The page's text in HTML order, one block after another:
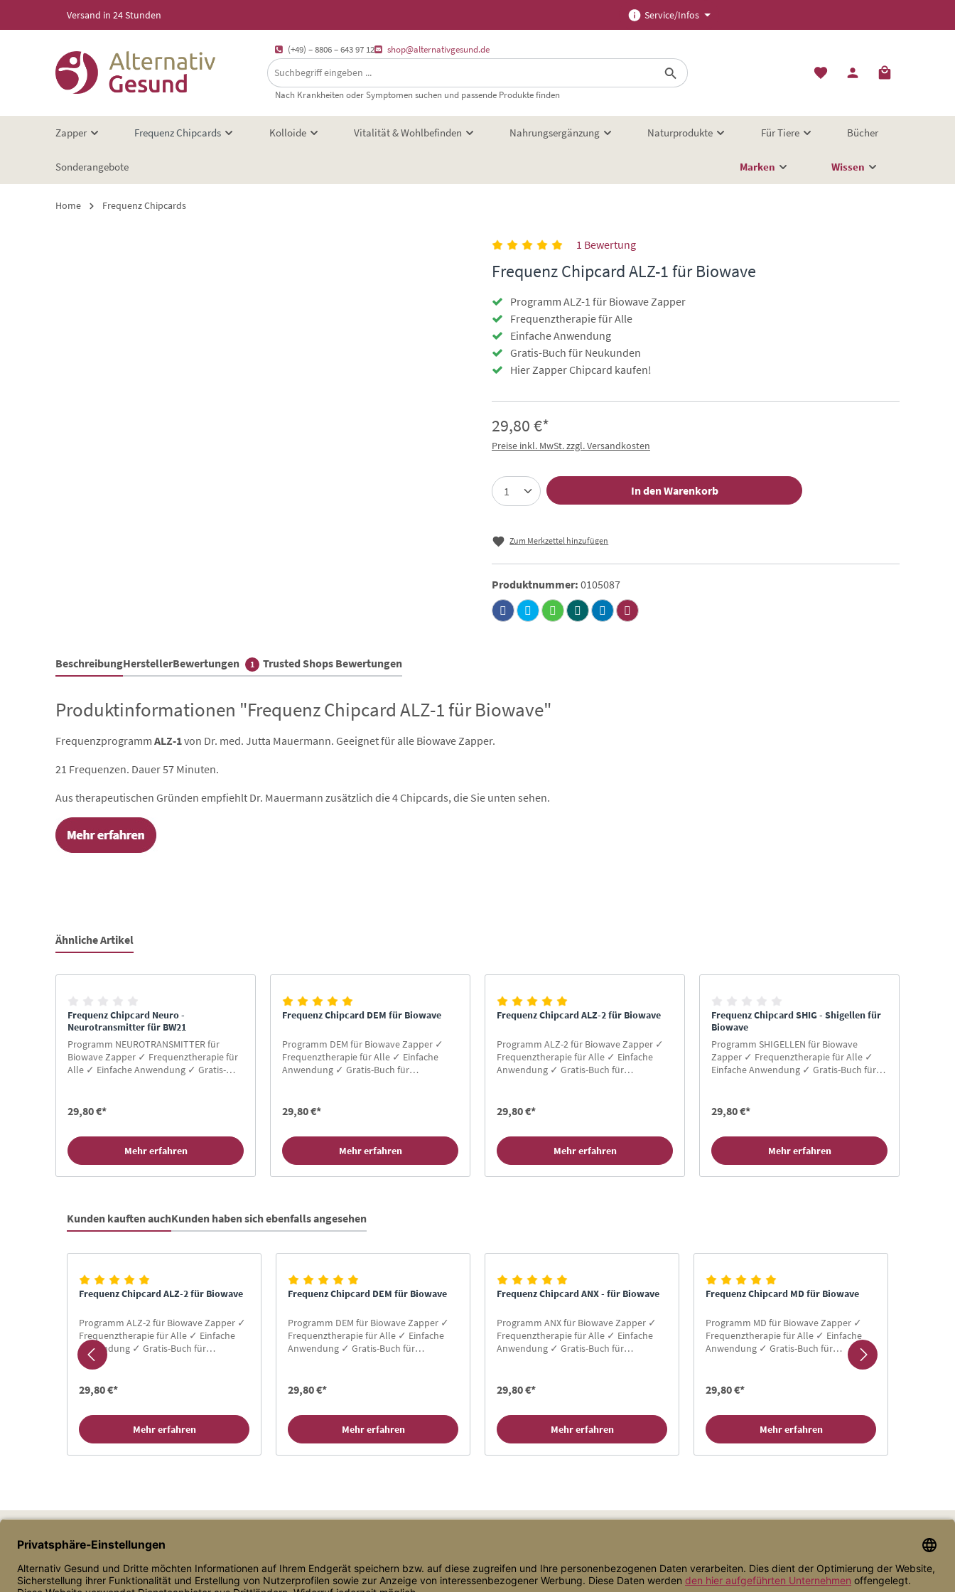
Zur Hauptnavigation springen
Versand in 24 Stunden Service/Infos
(+49) – 8806 – 643 97 12 shop@alternativgesund.de
Nach Krankheiten oder Symptomen suchen und passende Produkte finden
Zapper Frequenz Chipcards Kolloide Vitalität & Wohlbefinden Nahrungsergänzung Naturprodukte Für Tiere Bücher
Sonderangebote Marken Wissen
Home Frequenz Chipcards
1 Bewertung
Frequenz Chipcard ALZ-1 für Biowave
Programm ALZ-1 für Biowave Zapper
Frequenztherapie für Alle
Einfache Anwendung
Gratis-Buch für Neukunden
Hier Zapper Chipcard kaufen!
29,80 €*
Preise inkl. MwSt. zzgl. Versandkosten
In den Warenkorb
Zum Merkzettel hinzufügen
Produktnummer: 0105087
BeschreibungHerstellerBewertungen 1 Trusted Shops Bewertungen
Produktinformationen "Frequenz Chipcard ALZ-1 für Biowave"
Frequenzprogramm ALZ-1von Dr. med. Jutta Mauermann. Geeignet für alle Biowave Zapper.
21 Frequenzen. Dauer 57 Minuten.
Aus therapeutischen Gründen empfiehlt Dr. Mauermann zusätzlich die 4 Chipcards, die Sie unten sehen.
Ähnliche Artikel
Frequenz Chipcard Neuro -
Neurotransmitter für BW21
Programm NEUROTRANSMITTER für
Biowave Zapper ✓ Frequenztherapie für
Alle ✓ Einfache Anwendung ✓ Gratis-
29,80 €*
Mehr erfahren
Frequenz Chipcard DEM für Biowave
Programm DEM für Biowave Zapper ✓
Frequenztherapie für Alle ✓ Einfache
Anwendung ✓ Gratis-Buch für
29,80 €*
Mehr erfahren
Frequenz Chipcard ALZ-2 für Biowave
Programm ALZ-2 für Biowave Zapper ✓
Frequenztherapie für Alle ✓ Einfache
Anwendung ✓ Gratis-Buch für
29,80 €*
Mehr erfahren
Frequenz Chipcard SHIG - Shigellen für
Biowave
Programm SHIGELLEN für Biowave
Zapper ✓ Frequenztherapie für Alle ✓
Einfache Anwendung ✓ Gratis-Buch für
29,80 €*
Mehr erfahren
Kunden kauften auchKunden haben sich ebenfalls angesehen
Frequenz Chipcard ALZ-2 für Biowave
Programm ALZ-2 für Biowave Zapper ✓
Frequenztherapie für Alle ✓ Einfache
Anwendung ✓ Gratis-Buch für
Neukunden ✓ Hier Zapper Chipcard
kaufen!
29,80 €*
Mehr erfahren
Frequenz Chipcard DEM für Biowave
Programm DEM für Biowave Zapper ✓
Frequenztherapie für Alle ✓ Einfache
Anwendung ✓ Gratis-Buch für
29,80 €*
Mehr erfahren
Frequenz Chipcard ANX - für Biowave
Programm ANX für Biowave Zapper ✓
Frequenztherapie für Alle ✓ Einfache
Anwendung ✓ Gratis-Buch für
29,80 €*
Mehr erfahren
Frequenz Chipcard MD für Biowave
Programm MD für Biowave Zapper ✓
Frequenztherapie für Alle ✓ Einfache
Anwendung ✓ Gratis-Buch für
Neukunden ✓ Hier Zapper Chipcard
29,80 €*
Mehr erfahren
Versand & Lieferung
Blog